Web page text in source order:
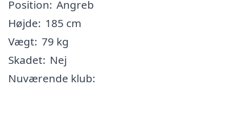
Position: Angreb
Højde: 185 cm
Vægt: 79 kg
Skadet: Nej
Nuværende klub: